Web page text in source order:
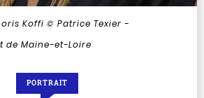
Koffi© Patrice Texier -
de Maine-et-Loire
PORTRAIT